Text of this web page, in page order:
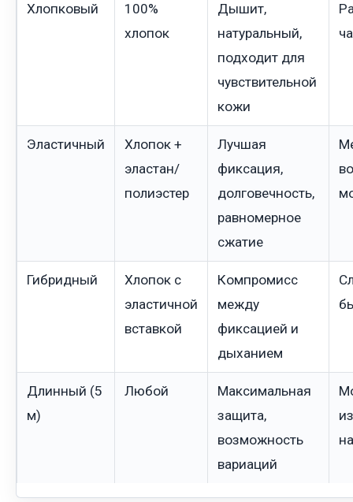
Хлопковый
100%
хлопок
Дышит,
натуральный,
подходит для
чувствительной
кожи
Эластичный
Хлопок +
эластан/
полиэстер
Лучшая
фиксация,
долговечность,
равномерное
сжатие
Гибридный
Хлопок с
эластичной
вставкой
Компромисс
между
фиксацией и
дыханием
Длинный (5
м)
Любой
Максимальная
защита,
возможность
вариаций